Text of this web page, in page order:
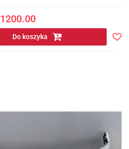
1200.00
Do koszyka